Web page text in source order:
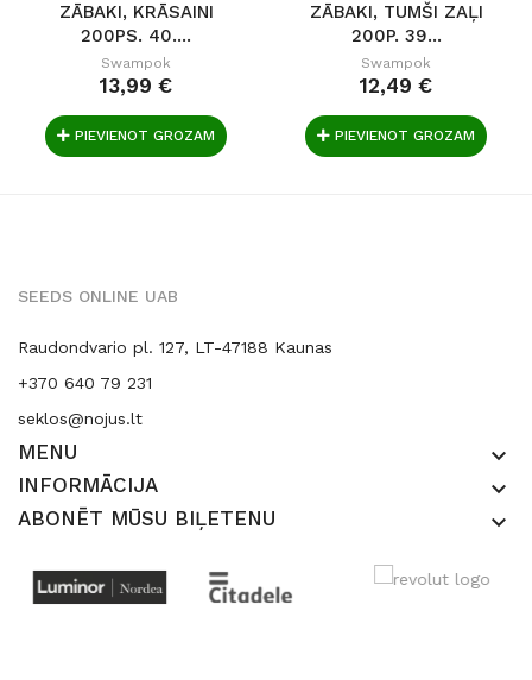
ZĀBAKI, KRĀSAINI
200PS. 40....
Swampok
13,99 €
PIEVIENOT GROZAM
ZĀBAKI, TUMŠI ZAĻI
200P. 39...
Swampok
12,49 €
PIEVIENOT GROZAM
SEEDS ONLINE UAB
Raudondvario pl. 127, LT-47188 Kaunas
+370 640 79 231
seklos@nojus.lt
MENU keyboard_arrow_down
INFORMĀCIJA keyboard_arrow_down
ABONĒT MŪSU BIĻETENU keyboard_arrow_down